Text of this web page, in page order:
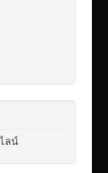
ลน์